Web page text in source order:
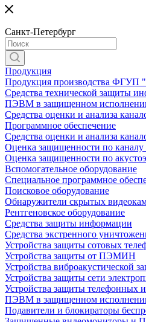
Санкт-Петербург
Продукция
Продукция производства
Средства технической защиты
ПЭВМ в защищенном
Средства оценки и анализа
Программное обеспечение
Средства оценки и анализа
Оценка защищенности по
Оценка защищенности по
Вспомогательное оборудование
Специальное программное
Поисковое оборудование
Обнаружители скрытых
Рентгеновское оборудование
Средства защиты информации
Средства экстренного
Устройства защиты сотовых
Устройства защиты от ПЭМИН
Устройства виброакустической
Устройства защиты сети
Устройства защиты телефонных
ПЭВМ в защищенном
Подавители и блокираторы